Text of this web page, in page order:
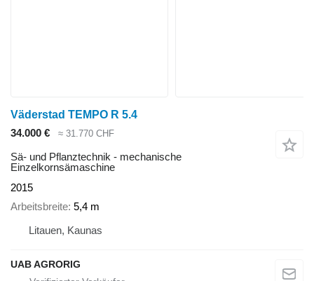
Väderstad TEMPO R 5.4
34.000 €
≈ 31.770 CHF
Sä- und Pflanztechnik - mechanische
Einzelkornsämaschine
2015
Arbeitsbreite 5,4 m
Litauen, Kaunas
UAB AGRORIG